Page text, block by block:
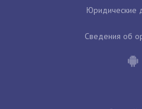
Юридические
Сведения об